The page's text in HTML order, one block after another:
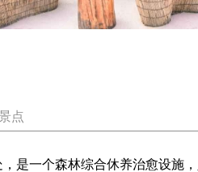
点
是一个森林综合休养治愈设施